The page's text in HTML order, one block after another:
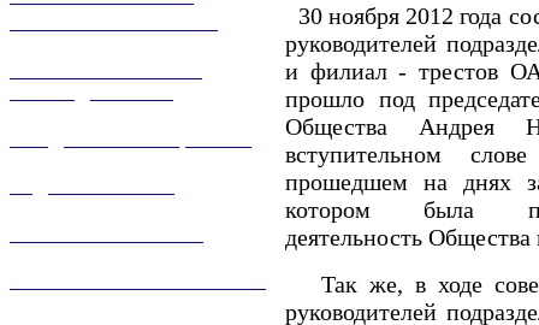
30 ноября 2012 года
руководителей
и филиал - трестов
прошло под
Общества Андрея
вступительном
прошедшем на днях
котором была
деятельность
Так же, в ходе
руководителей